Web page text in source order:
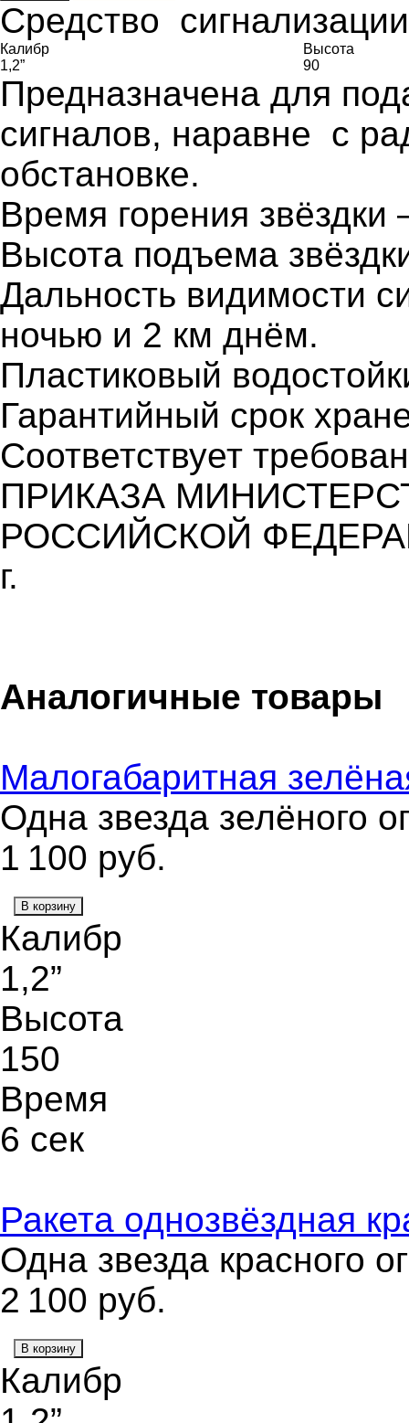
Средство
Калибр
1,2”
Высота
90
Предназначена для
сигналов, наравне с
обстановке.
Время горения звёздки
Высота подъема
Дальность видимости
ночью и 2 км днём.
Пластиковый
Гарантийный срок
Соответствует
ПРИКАЗА
РОССИЙСКОЙ
г.
Аналогичные товары
Малогабаритная
Одна звезда зелёного
1 100 руб.
В корзину
Калибр
1,2”
Высота
150
Время
6 сек
Ракета однозвёздная
Одна звезда красного
2 100 руб.
В корзину
Калибр